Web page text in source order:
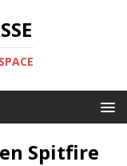
Spitfire